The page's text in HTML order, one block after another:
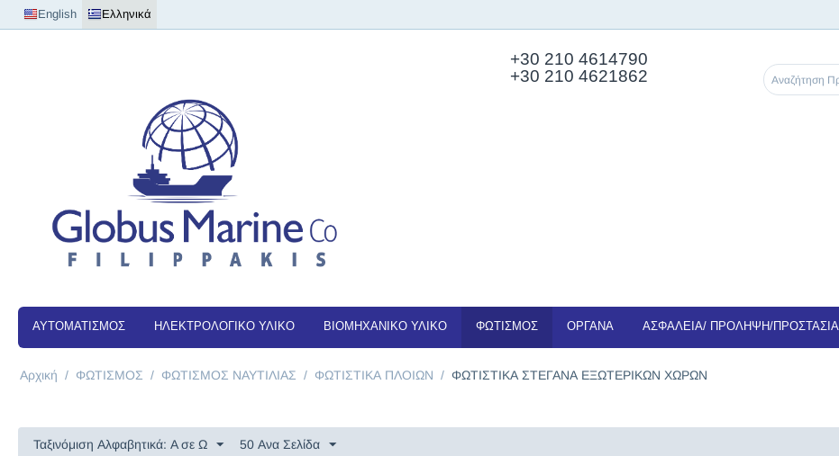
English Ελληνικά
+30 210 4614790
+30 210 4621862
ΑΥΤΟΜΑΤΙΣΜΟΣ ΗΛΕΚΤΡΟΛΟΓΙΚΟ ΥΛΙΚΟ ΒΙΟΜΗΧΑΝΙΚΟ ΥΛΙΚΟ ΦΩΤΙΣΜΟΣ ΟΡΓΑΝΑ ΑΣΦΑΛΕΙΑ/ ΠΡΟΛΗΨΗ/ΠΡΟΣΤΑΣΙΑ
Αρχική / ΦΩΤΙΣΜΟΣ / ΦΩΤΙΣMΟΣ ΝΑΥΤΙΛΙΑΣ / ΦΩΤΙΣΤΙΚΑ ΠΛΟΙΩΝ / ΦΩΤΙΣΤΙΚΑ ΣΤΕΓΑΝΑ ΕΞΩΤΕΡΙΚΩΝ ΧΩΡΩΝ
Ταξινόμιση Αλφαβητικά: A σε Ω 50 Ανα Σελίδα